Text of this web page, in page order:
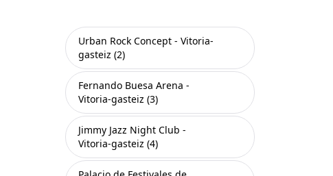
Urban Rock Concept - Vitoria-
gasteiz (2)
Fernando Buesa Arena -
Vitoria-gasteiz (3)
Jimmy Jazz Night Club -
Vitoria-gasteiz (4)